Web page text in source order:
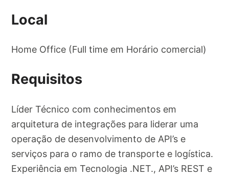
Local
Home Office (Full time em Horário comercial)
Requisitos
Líder Técnico com conhecimentos em
arquitetura de integrações para liderar uma
operação de desenvolvimento de API’s e
serviços para o ramo de transporte e logística.
Experiência em Tecnologia .NET., API’s REST e